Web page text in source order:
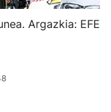
Argazkia: EFE